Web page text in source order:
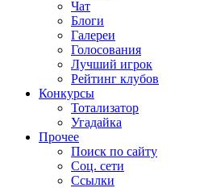
Чат
Блоги
Галереи
Голосования
Лучший игрок
Рейтинг клубов
Конкурсы
Тотализатор
Угадайка
Прочее
Поиск по сайту
Соц. сети
Ссылки